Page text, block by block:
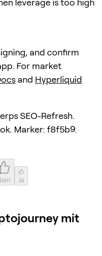
leverage is too high
and confirm
For market
and Hyperliquid
SEO-Refresh.
Marker: f8f5b9.
Ja
mit